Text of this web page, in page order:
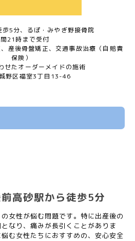
歩5分、るぽ・みやぎ野接骨院
21時まで受付
産後骨盤矯正、交通事故治療（自賠責
保険）
せたオーダーメイドの施術
野区福室3丁目13-46
高砂駅から徒歩5分
女性が悩む問題です。特に出産後の
なり、痛みが長引くことがありま
む女性たちにおすすめの、安心安全